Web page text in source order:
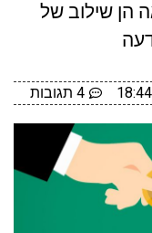
הן שילוב של
18:44 4 תגובות